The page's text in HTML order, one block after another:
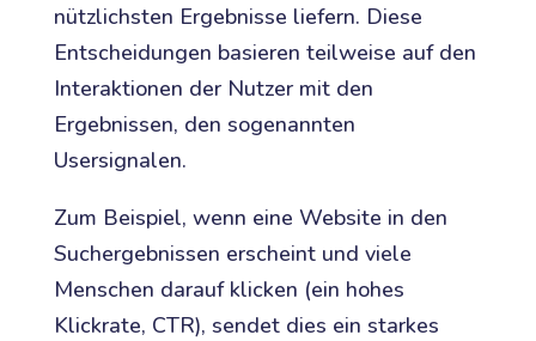
nützlichsten Ergebnisse liefern. Diese
Entscheidungen basieren teilweise auf den
Interaktionen der Nutzer mit den
Ergebnissen, den sogenannten
Usersignalen.
Zum Beispiel, wenn eine Website in den
Suchergebnissen erscheint und viele
Menschen darauf klicken (ein hohes
Klickrate, CTR), sendet dies ein starkes